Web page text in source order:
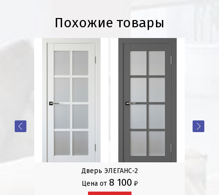
Похожие товары
Дверь ЭЛЕГАНС-2
Цена от 8 100 ₽